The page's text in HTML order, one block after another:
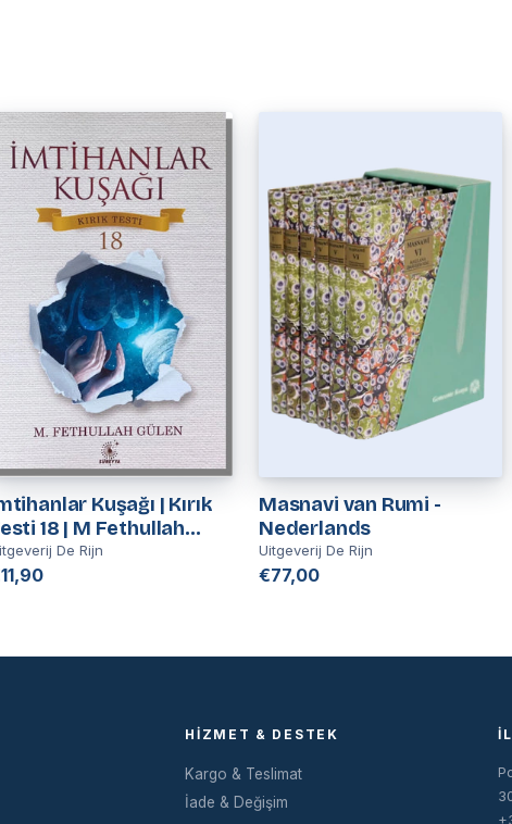
Kuşağı | Kırık
18 | M Fethullah
De Rijn
Masnavi van Rumi -
Nederlands
Uitgeverij De Rijn
€77,00
HIZMET & DESTEK
Kargo & Teslimat
İade & Değişim